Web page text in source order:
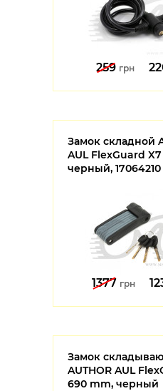
259 грн
Замок складной
AUL FlexGuard
черный, 17064210
1377 грн
Замок
AUTHOR AUL
690 mm, черный